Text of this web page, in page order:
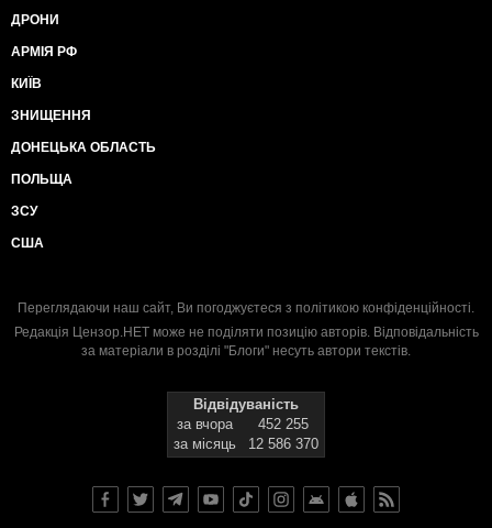
ДРОНИ
АРМІЯ РФ
КИЇВ
ЗНИЩЕННЯ
ДОНЕЦЬКА ОБЛАСТЬ
ПОЛЬЩА
ЗСУ
США
Переглядаючи наш сайт, Ви погоджуєтеся з політикою конфіденційності.
Редакція Цензор.НЕТ може не поділяти позицію авторів. Відповідальність
за матеріали в розділі "Блоги" несуть автори текстів.
Відвідуваність
за вчора
452 255
за місяць
12 586 370